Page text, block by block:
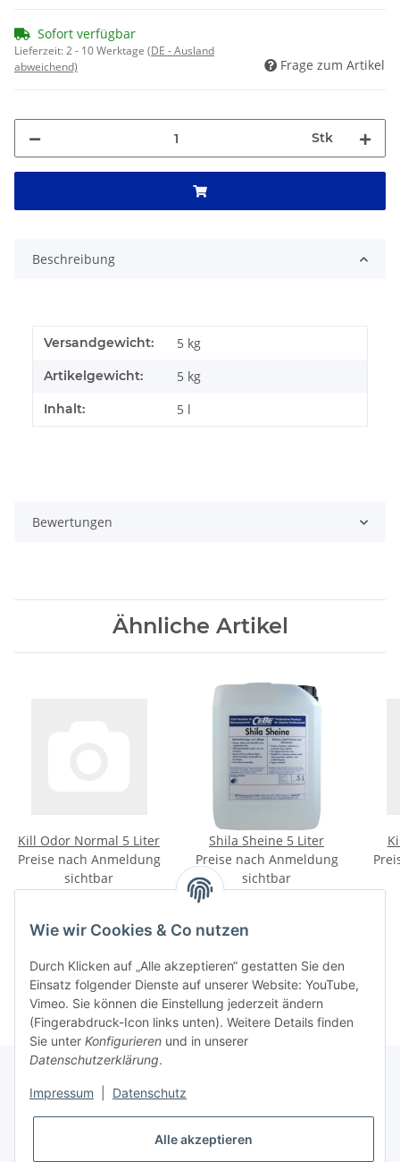
Sofort verfügbar
Lieferzeit:2 - 10 Werktage (DE - Ausland
abweichend)
Frage zum Artikel
Stk
Beschreibung
Versandgewicht: 5 kg
Artikelgewicht: 5 kg
Inhalt: 5 l
Bewertungen
Ähnliche Artikel
Kill Odor Normal 5 Liter
Preise nach Anmeldung
sichtbar
Shila Sheine 5 Liter
Preise nach Anmeldung
sichtbar
Kategorien
Informationen
Wie wir Cookies & Co nutzen
Durch Klicken auf „Alle akzeptieren“ gestatten Sie den
Einsatz folgender Dienste auf unserer Website: YouTube,
Vimeo. Sie können die Einstellung jederzeit ändern
(Fingerabdruck-Icon links unten). Weitere Details finden
Sie unter Konfigurieren und in unserer
Datenschutzerklärung.
Impressum Datenschutz
Alle akzeptieren